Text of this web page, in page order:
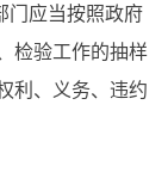
门应当按照政府
检验工作的抽样
利、义务、违约